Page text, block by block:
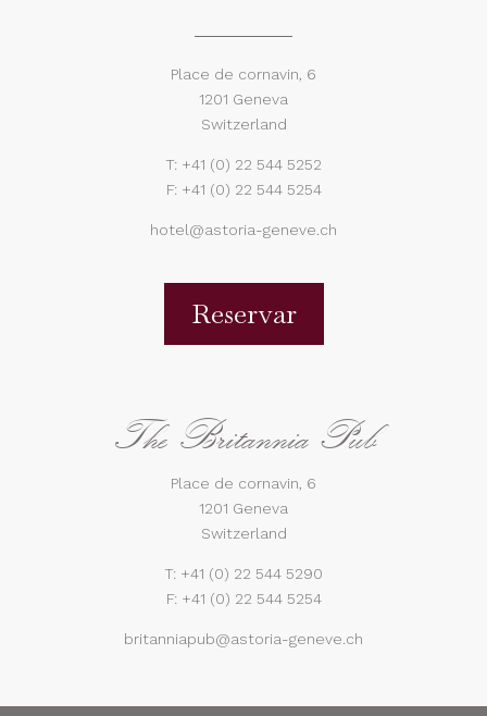
Place de cornavin, 6
1201 Geneva
Switzerland
T: +41 (0) 22 544 5252
F: +41 (0) 22 544 5254
hotel@astoria-geneve.ch
Reservar
The Britannia Pub
Place de cornavin, 6
1201 Geneva
Switzerland
T: +41 (0) 22 544 5290
F: +41 (0) 22 544 5254
britanniapub@astoria-geneve.ch